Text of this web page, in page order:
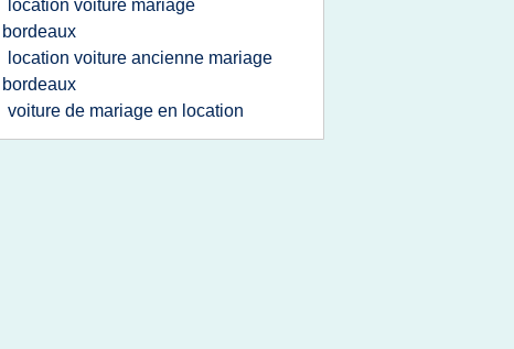
location voiture mariage
bordeaux
location voiture ancienne mariage
bordeaux
voiture de mariage en location